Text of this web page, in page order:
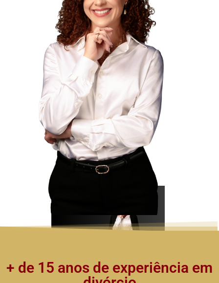
+ de 15 anos de experiência em